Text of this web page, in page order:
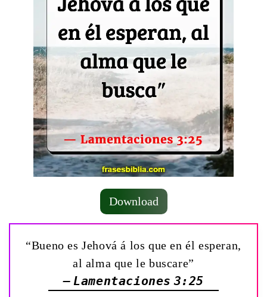
Download
“Bueno es Jehová á los que en él esperan,
al alma que le buscare”
— Lamentaciones 3:25